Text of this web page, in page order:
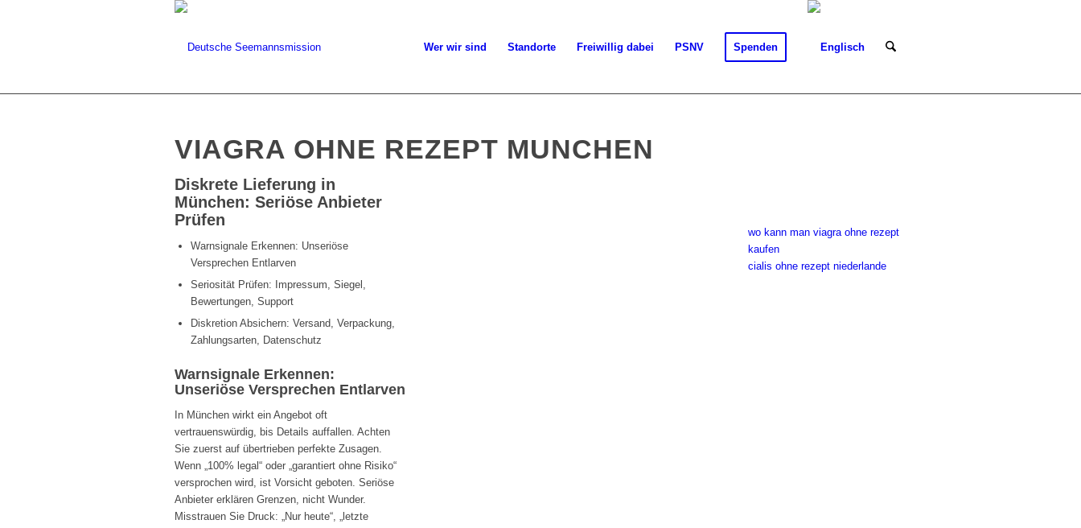
Wer wir sind Standorte Freiwillig dabei PSNV Spenden
VIAGRA OHNE REZEPT MUNCHEN
Diskrete Lieferung in
München: Seriöse Anbieter
Prüfen
Warnsignale Erkennen: Unseriöse
Versprechen Entlarven
Seriosität Prüfen: Impressum, Siegel,
Bewertungen, Support
Diskretion Absichern: Versand, Verpackung,
Zahlungsarten, Datenschutz
Warnsignale Erkennen:
Unseriöse Versprechen Entlarven
In München wirkt ein Angebot oft
vertrauenswürdig, bis Details auffallen. Achten
Sie zuerst auf übertrieben perfekte Zusagen.
Wenn „100% legal“ oder „garantiert ohne Risiko“
versprochen wird, ist Vorsicht geboten. Seriöse
Anbieter erklären Grenzen, nicht Wunder.
Misstrauen Sie Druck: „Nur heute“, „letzte
wo kann man viagra ohne rezept
kaufen
cialis ohne rezept niederlande